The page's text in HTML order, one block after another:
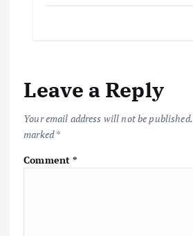
Leave a Reply
Your email address will not be published.
marked*
Comment*